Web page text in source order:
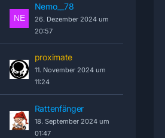
Nemo__78
26. Dezember 2024 um
20:57
proximate
11. November 2024 um
11:24
Rattenfänger
18. September 2024 um
01:47